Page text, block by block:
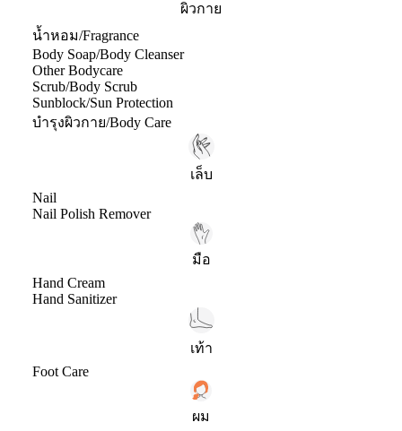
ผิวกาย
น้ำหอม/Fragrance
Body Soap/Body Cleanser
Other Bodycare
Scrub/Body Scrub
Sunblock/Sun Protection
บำรุงผิวกาย/Body Care
เล็บ
Nail
Nail Polish Remover
มือ
Hand Cream
Hand Sanitizer
เท้า
Foot Care
ผม